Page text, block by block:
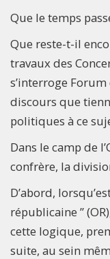
Que le temps
Que reste-t-il
travaux des
s’interroge
discours que
politiques à ce
Dans le camp de
confrère, la
D’abord,
républicaine ”
cette logique,
suite, au sein